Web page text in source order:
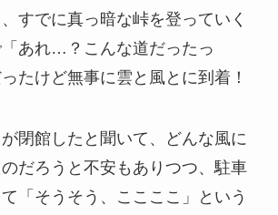
すでに真っ暗な峠を登っていく
あれ…？こんな道だったっ
たけど無事に雲と風とに到着！
閉館したと聞いて、どんな風に
だろうと不安もありつつ、駐車
「そうそう、ここここ」という